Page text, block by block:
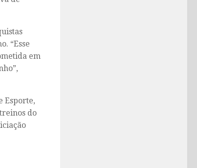
“Esse
em
Esporte,
do